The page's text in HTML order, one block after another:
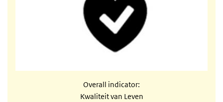
Overall indicator:
Kwaliteit van Leven